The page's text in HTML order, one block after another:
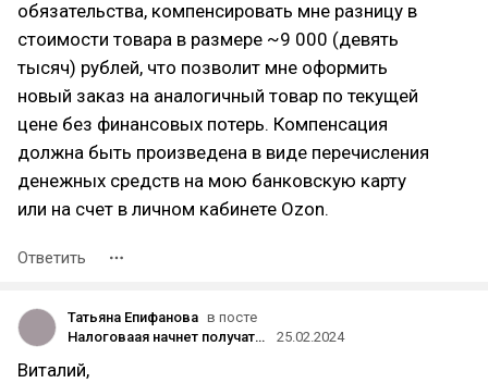
обязательства, компенсировать мне разницу в
стоимости товара в размере ~9 000 (девять
тысяч) рублей, что позволит мне оформить
новый заказ на аналогичный товар по текущей
цене без финансовых потерь. Компенсация
должна быть произведена в виде перечисления
денежных средств на мою банковскую карту
или на счет в личном кабинете Ozon.
Ответить
Татьяна Епифанова в посте
Налоговаая начнет получать данные о выданных загранах от МВД с 1 апреля 🤡
25.02.2024
Виталий,